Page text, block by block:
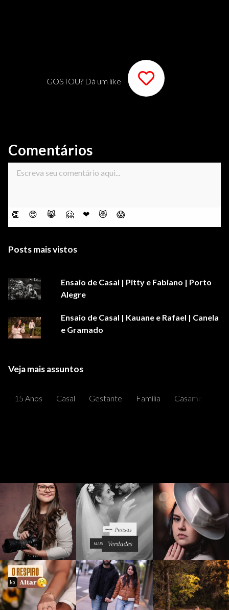
GOSTOU? Dá um like
Comentários
👏 😍 😹 🤗 ❤ 😻 😱
Posts mais vistos
Ensaio de Casal | Pitty e Fabiano | Porto
Alegre
Ensaio de Casal | Kauane e Rafael | Canela
e Gramado
Veja mais assuntos
15 Anos Casal Gestante Família Casamentos